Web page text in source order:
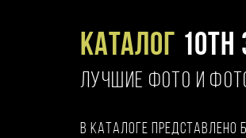
Каталог 10TH
ЛУЧШИЕ ФОТО И
В каталоге представлено